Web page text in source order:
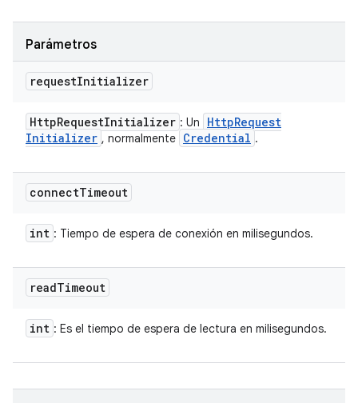
Parámetros
requestInitializer
HttpRequestInitializer : Un HttpRequest
Initializer , normalmente Credential .
connectTimeout
int : Tiempo de espera de conexión en milisegundos.
readTimeout
int : Es el tiempo de espera de lectura en milisegundos.